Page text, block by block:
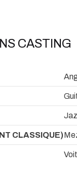
CASTING
CLASSIQUE)